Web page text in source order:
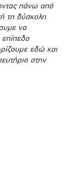
πάνω από
τη δύσκολη
να
εδώ και
στην